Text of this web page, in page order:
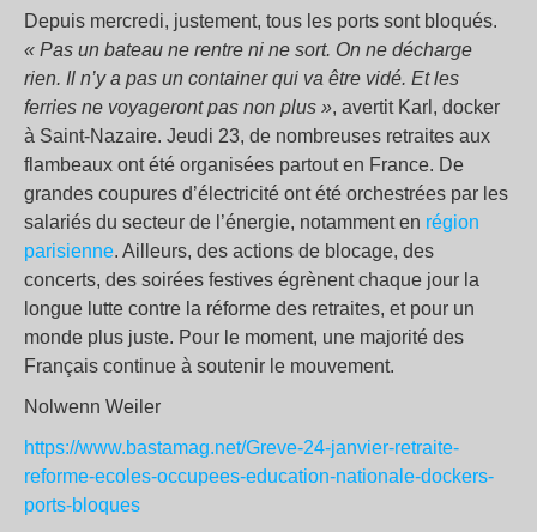
Depuis mercredi, justement, tous les ports sont bloqués.
« Pas un bateau ne rentre ni ne sort. On ne décharge
rien. Il n’y a pas un container qui va être vidé. Et les
ferries ne voyageront pas non plus », avertit Karl, docker
à Saint-Nazaire. Jeudi 23, de nombreuses retraites aux
flambeaux ont été organisées partout en France. De
grandes coupures d’électricité ont été orchestrées par les
salariés du secteur de l’énergie, notamment en région
parisienne. Ailleurs, des actions de blocage, des
concerts, des soirées festives égrènent chaque jour la
longue lutte contre la réforme des retraites, et pour un
monde plus juste. Pour le moment, une majorité des
Français continue à soutenir le mouvement.
Nolwenn Weiler
https://www.bastamag.net/Greve-24-janvier-retraite-
reforme-ecoles-occupees-education-nationale-dockers-
ports-bloques